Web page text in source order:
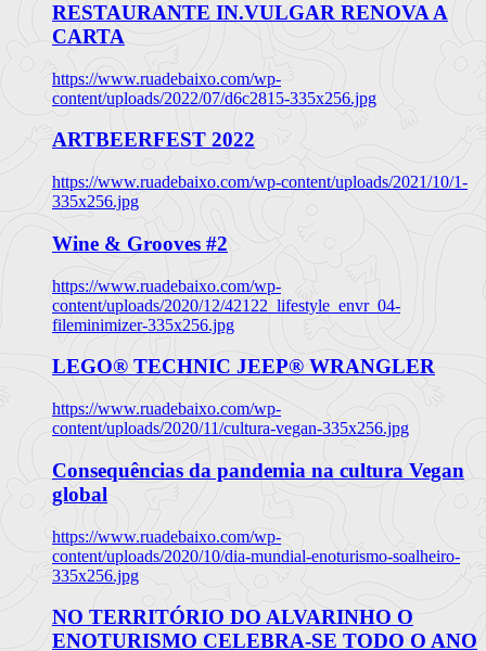
RESTAURANTE IN.VULGAR RENOVA A
CARTA
https://www.ruadebaixo.com/wp-
content/uploads/2022/07/d6c2815-335x256.jpg
ARTBEERFEST 2022
https://www.ruadebaixo.com/wp-content/uploads/2021/10/1-
335x256.jpg
Wine & Grooves #2
https://www.ruadebaixo.com/wp-
content/uploads/2020/12/42122_lifestyle_envr_04-
fileminimizer-335x256.jpg
LEGO® TECHNIC JEEP® WRANGLER
https://www.ruadebaixo.com/wp-
content/uploads/2020/11/cultura-vegan-335x256.jpg
Consequências da pandemia na cultura Vegan
global
https://www.ruadebaixo.com/wp-
content/uploads/2020/10/dia-mundial-enoturismo-soalheiro-
335x256.jpg
NO TERRITÓRIO DO ALVARINHO O
ENOTURISMO CELEBRA-SE TODO O ANO